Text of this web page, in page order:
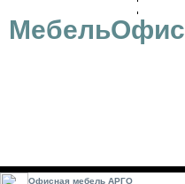
МебельОфис
Офисная мебель АРГО